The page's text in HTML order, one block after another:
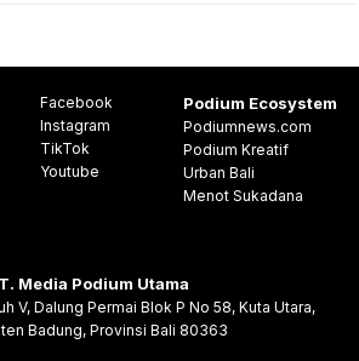
Facebook
Instagram
TikTok
Youtube
Podium Ecosystem
Podiumnews.com
Podium Kreatif
Urban Bali
Menot Sukadana
Media Podium Utama
V, Dalung Permai Blok P No 58, Kuta Utara,
Badung, Provinsi Bali 80363